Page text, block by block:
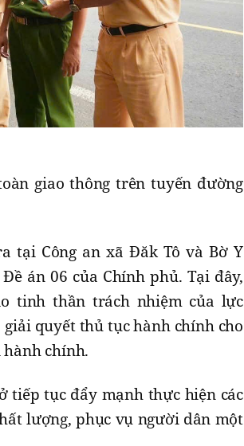
giao thông trên tuyến đường
tại Công an xã Đăk Tô và Bờ Y
án 06 của Chính phủ. Tại đây,
tinh thần trách nhiệm của lực
quyết thủ tục hành chính cho
chính.
tiếp tục đẩy mạnh thực hiện các
lượng, phục vụ người dân một